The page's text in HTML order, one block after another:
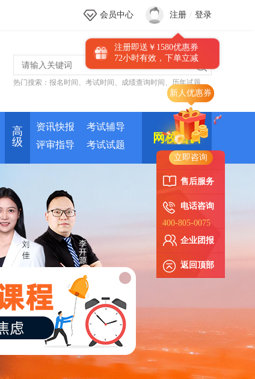
立即咨询
售后服务
电话咨询
400-805-0075
企业团报
返回顶部
会员中心 注册 / 登录
注册即送￥1580优惠券
72小时有效，下单立减
热门搜索： 报名时间 、 考试时间 、 成绩查询时间 、 历年试题
高
级
资讯快报
考试辅导
评审指导
考试试题
网校培训